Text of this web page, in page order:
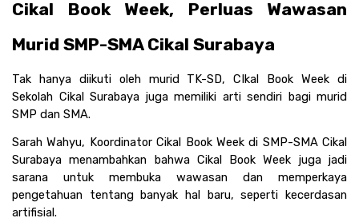
Cikal Book Week, Perluas Wawasan
Murid SMP-SMA Cikal Surabaya
Tak hanya diikuti oleh murid TK-SD, CIkal Book Week di
Sekolah Cikal Surabaya juga memiliki arti sendiri bagi murid
SMP dan SMA.
Sarah Wahyu, Koordinator Cikal Book Week di SMP-SMA Cikal
Surabaya menambahkan bahwa Cikal Book Week juga jadi
sarana untuk membuka wawasan dan memperkaya
pengetahuan tentang banyak hal baru, seperti kecerdasan
artifisial.